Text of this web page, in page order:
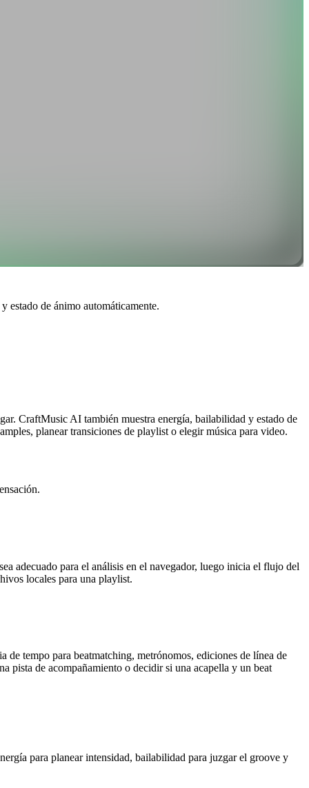
estado de ánimo automáticamente.
CraftMusic AI también muestra energía, bailabilidad y estado de
planear transiciones de playlist o elegir música para video.
adecuado para el análisis en el navegador, luego inicia el flujo del
locales para una playlist.
tempo para beatmatching, metrónomos, ediciones de línea de
pista de acompañamiento o decidir si una acapella y un beat
para planear intensidad, bailabilidad para juzgar el groove y